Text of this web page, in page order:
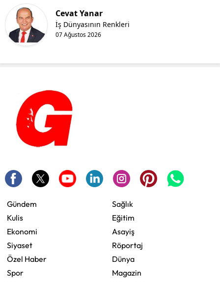
Cevat Yanar
07 Ağustos 2026
İş Dünyasının Renkleri
Gündem
Kulis
Ekonomi
Siyaset
Özel Haber
Spor
Sağlık
Eğitim
Asayiş
Röportaj
Dünya
Magazin